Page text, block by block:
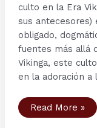
culto en la Era
sus antecesores)
obligado,
fuentes más allá
Vikinga, este
en la adoración
Festividades
en
Read More »